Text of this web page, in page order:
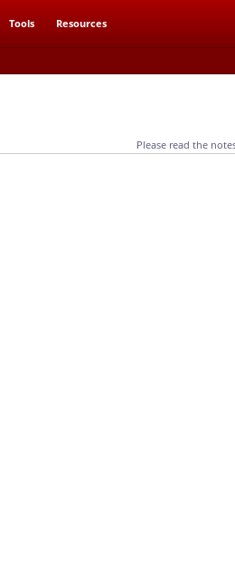
Tools Resources
Please read the